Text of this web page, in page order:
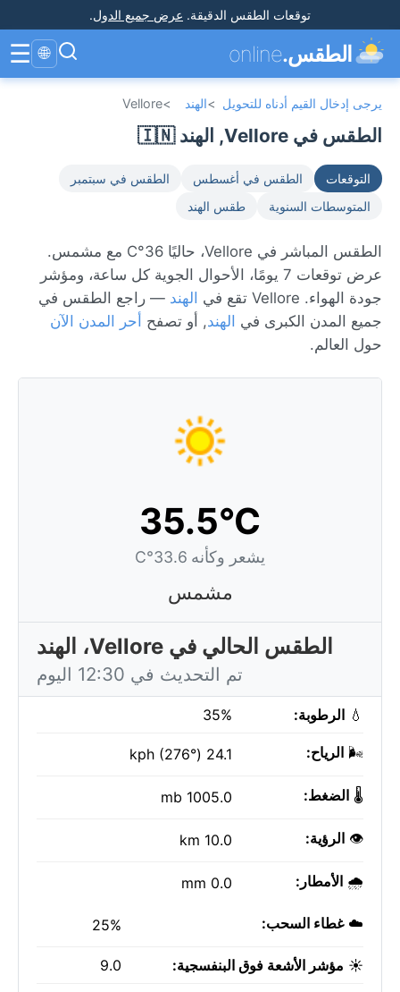
توقعات الطقس الدقيقة. عرض جميع الدول.
الطقس.online
🌐
☰
يرجى إدخال القيم أدناه للتحويل >الهند >
Vellore
الطقس في Vellore, الهند 🇮🇳
التوقعات الطقس في أغسطس
الطقس في سبتمبر
المتوسطات السنوية
طقس الهند
الطقس المباشر في Vellore، حاليًا 36°C مع مشمس.
عرض توقعات 7 يومًا، الأحوال الجوية كل ساعة، ومؤشر
جودة الهواء. Vellore تقع في
الهند — راجع الطقس في
جميع المدن الكبرى في الهند, أو تصفح أحر المدن الآن
حول العالم.
35.5°C
يشعر وكأنه 33.6°C
مشمس
الطقس الحالي في Vellore، الهند
تم التحديث في 12:30 اليوم
💧 الرطوبة: 35%
🌬️ الرياح: 24.1 kph (276°)
🌡️ الضغط: 1005.0 mb
👁️ الرؤية: 10.0 km
🌧️ الأمطار: 0.0 mm
☁️غطاء السحب: 25%
☀️ مؤشر الأشعة فوق البنفسجية: 9.0